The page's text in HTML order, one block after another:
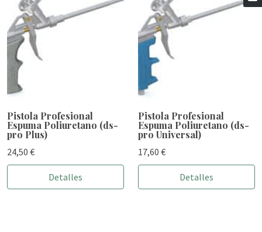
Pistola Profesional
Espuma Poliuretano (ds-
pro Plus)
24,50 €
Detalles
Pistola Profesional
Espuma Poliuretano (ds-
pro Universal)
17,60 €
Detalles